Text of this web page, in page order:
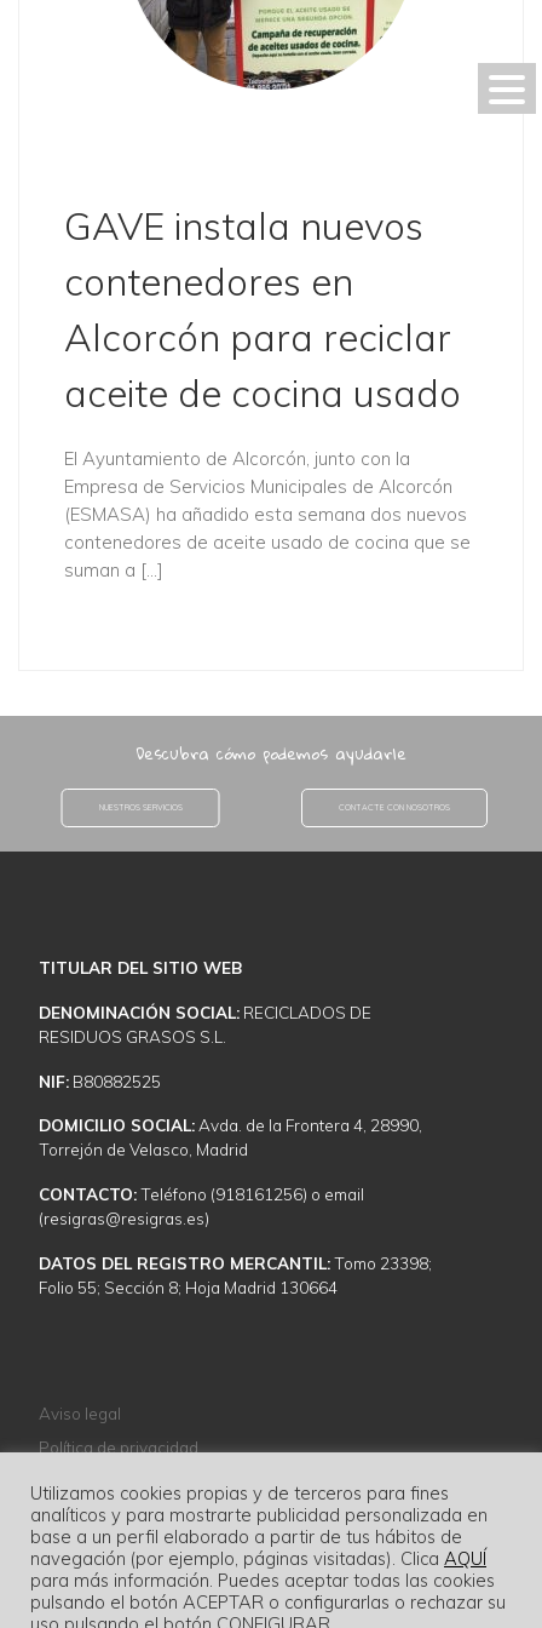
GAVE instala nuevos
contenedores en
Alcorcón para reciclar
aceite de cocina usado
El Ayuntamiento de Alcorcón, junto con la
Empresa de Servicios Municipales de Alcorcón
(ESMASA) ha añadido esta semana dos nuevos
contenedores de aceite usado de cocina que se
suman a […]
Descubra cómo podemos ayudarle
CONTACTE CON NOSOTROS
NUESTROS SERVICIOS
TITULAR DEL SITIO WEB
DENOMINACIÓN SOCIAL:RECICLADOS DE
RESIDUOS GRASOS S.L.
NIF:B80882525
DOMICILIO SOCIAL:Avda. de la Frontera 4, 28990,
Torrejón de Velasco, Madrid
CONTACTO:Teléfono (918161256) o email
(resigras@resigras.es)
DATOS DEL REGISTRO MERCANTIL:Tomo 23398;
Folio 55; Sección 8; Hoja Madrid 130664
Aviso legal
Política de privacidad
Política de cookies
Normativa
Utilizamos cookies propias y de terceros para fines
analíticos y para mostrarte publicidad personalizada en
base a un perfil elaborado a partir de tus hábitos de
navegación (por ejemplo, páginas visitadas). Clica AQUÍ
para más información. Puedes aceptar todas las cookies
pulsando el botón ACEPTAR o configurarlas o rechazar su